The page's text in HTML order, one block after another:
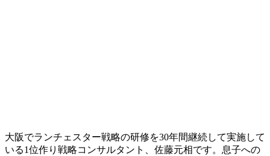
大阪でランチェスター戦略の研修を30年間継続して実施して
いる1位作り戦略コンサルタント、佐藤元相です。息子への